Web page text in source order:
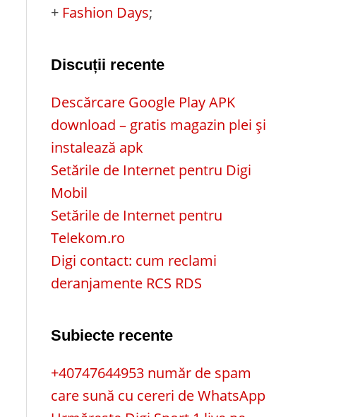
+ Fashion Days;
Discuții recente
Descărcare Google Play APK
download – gratis magazin plei și
instalează apk
Setările de Internet pentru Digi
Mobil
Setările de Internet pentru
Telekom.ro
Digi contact: cum reclami
deranjamente RCS RDS
Subiecte recente
+40747644953 număr de spam
care sună cu cereri de WhatsApp